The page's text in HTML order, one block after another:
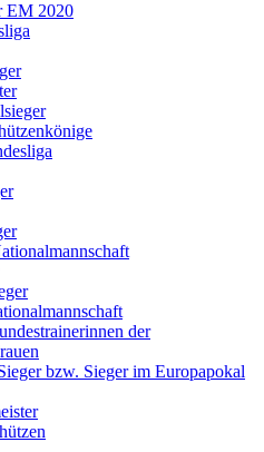
EM 2020
der
bzw. Sieger im Europapokal